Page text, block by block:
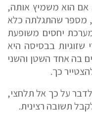
הוא משמיץ אותה,
מספר שהתגלתה כלא
יחסים משופעת
בבסיסה היא
בה אחד השטן והשני
כך.
על כך אל תלחצי,
תשובה רצינית.